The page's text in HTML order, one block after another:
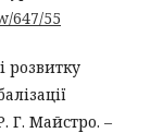
647/55
розвитку
Г. Майстро. –